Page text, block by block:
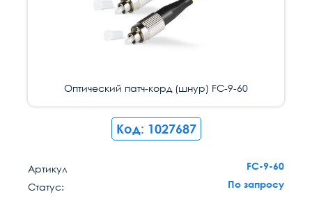
Оптический патч-корд (шнур) FC-9-60
Код: 1027687
Артикул
FC-9-60
Статус:
По запросу